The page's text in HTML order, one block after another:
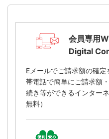
会員専用
Digital
Eメールでご請求額の確
帯電話で簡単にご請求額
続き等ができるインター
無料）